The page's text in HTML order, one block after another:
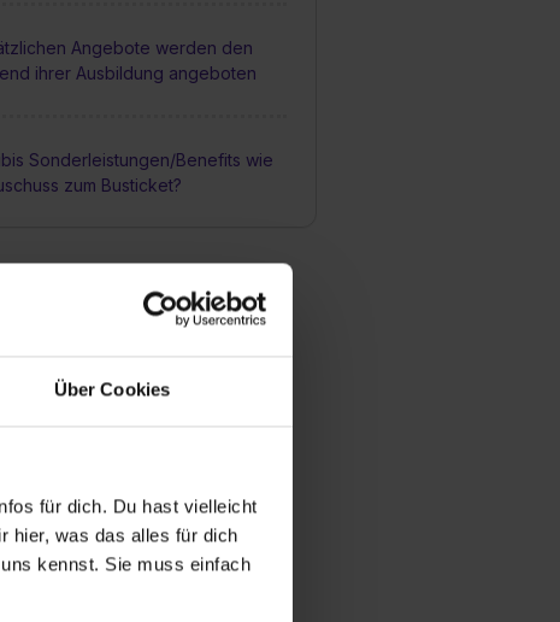
Über Cookies
für dich. Du hast vielleicht
hier, was das alles für dich
kennst. Sie muss einfach
Angebote werden den
ihrer Ausbildung angeboten
Sonderleistungen/Benefits wie
zum Busticket?